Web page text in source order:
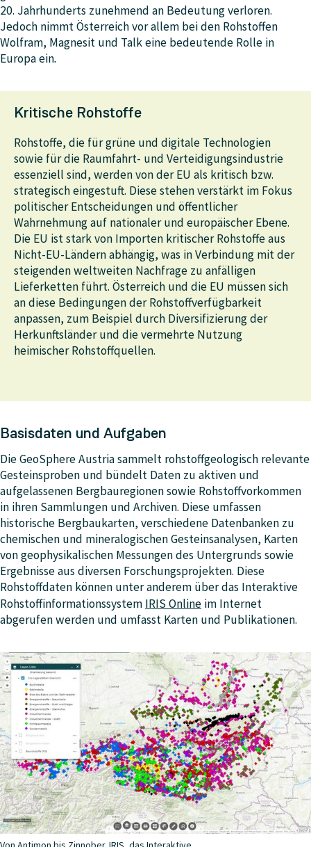
20. Jahrhunderts zunehmend an Bedeutung verloren.
Jedoch nimmt Österreich vor allem bei den Rohstoffen
Wolfram, Magnesit und Talk eine bedeutende Rolle in
Europa ein.
Kritische Rohstoffe
Rohstoffe, die für grüne und digitale Technologien
sowie für die Raumfahrt- und Verteidigungsindustrie
essenziell sind, werden von der EU als kritisch bzw.
strategisch eingestuft. Diese stehen verstärkt im Fokus
politischer Entscheidungen und öffentlicher
Wahrnehmung auf nationaler und europäischer Ebene.
Die EU ist stark von Importen kritischer Rohstoffe aus
Nicht-EU-Ländern abhängig, was in Verbindung mit der
steigenden weltweiten Nachfrage zu anfälligen
Lieferketten führt. Österreich und die EU müssen sich
an diese Bedingungen der Rohstoffverfügbarkeit
anpassen, zum Beispiel durch Diversifizierung der
Herkunftsländer und die vermehrte Nutzung
heimischer Rohstoffquellen.
Basisdaten und Aufgaben
Die GeoSphere Austria sammelt rohstoffgeologisch relevante
Gesteinsproben und bündelt Daten zu aktiven und
aufgelassenen Bergbauregionen sowie Rohstoffvorkommen
in ihren Sammlungen und Archiven. Diese umfassen
historische Bergbaukarten, verschiedene Datenbanken zu
chemischen und mineralogischen Gesteinsanalysen, Karten
von geophysikalischen Messungen des Untergrunds sowie
Ergebnisse aus diversen Forschungsprojekten. Diese
Rohstoffdaten können unter anderem über das Interaktive
Rohstoffinformationssystem IRIS Online im Internet
abgerufen werden und umfasst Karten und Publikationen.